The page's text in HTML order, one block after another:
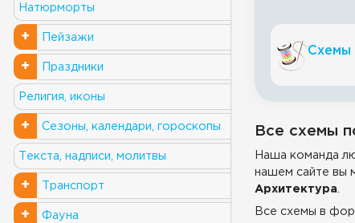
Натюрморты
+ Пейзажи
+ Праздники
Религия, иконы
+ Сезоны, календари, гороскопы
Текста, надписи, молитвы
+ Транспорт
+ Фауна
Схемы
Все схемы
Наша команда
нашем сайте вы
Архитектура
Все схемы в